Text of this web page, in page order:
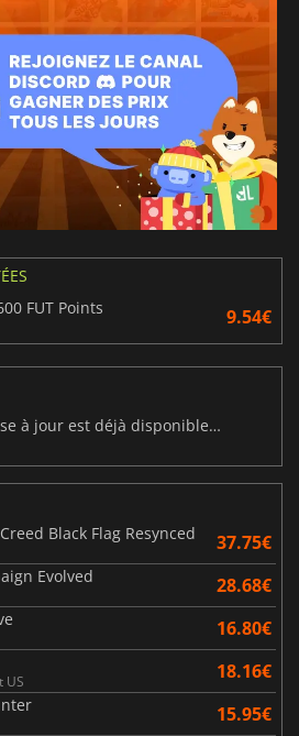
FUT Points
9.54€
FIFA 20: la nouvelle mise à jour est déjà disponible sur PC
Black Flag Resynced
37.75€
Evolved 28.68€
16.80€
US 18.16€
15.95€